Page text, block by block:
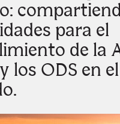
para el
de la
los ODS en